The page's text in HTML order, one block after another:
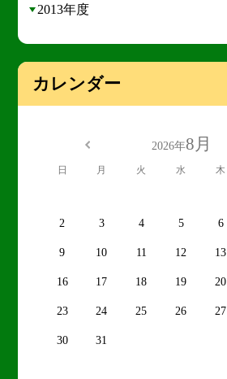
2013年度
カレンダー
2026年8月
日 月 火 水 木
2 3 4 5 6
9 10 11 12 13
16 17 18 19 20
23 24 25 26 27
30 31